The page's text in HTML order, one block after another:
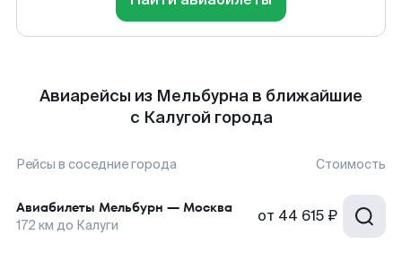
Авиарейсы из Мельбурна в ближайшие
с Калугой города
Рейсы в соседние города Стоимость
Авиабилеты Мельбурн — Москва
172 км до Калуги от 44 615 ₽